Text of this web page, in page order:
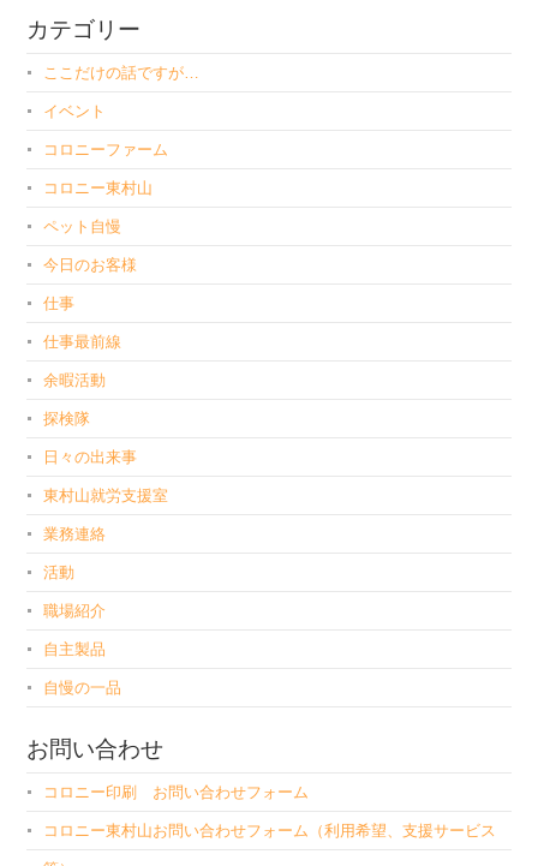
カテゴリー
ここだけの話ですが…
イベント
コロニーファーム
コロニー東村山
ペット自慢
今日のお客様
仕事
仕事最前線
余暇活動
探検隊
日々の出来事
東村山就労支援室
業務連絡
活動
職場紹介
自主製品
自慢の一品
お問い合わせ
コロニー印刷 お問い合わせフォーム
コロニー東村山お問い合わせフォーム（利用希望、支援サービス